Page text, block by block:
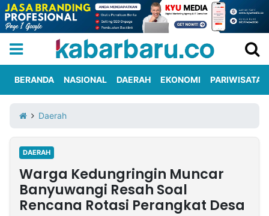
Iklan
Berita
Kami
Nasional
International
Olahraga
Entertainment
Daerah
Pariwisata
Kuliner
Kolom
BERANDA NASIONAL DAERAH EKONOMI PARIWISATA
Daerah
DAERAH
Warga Kedungringin Muncar
Banyuwangi Resah Soal
Rencana Rotasi Perangkat Desa